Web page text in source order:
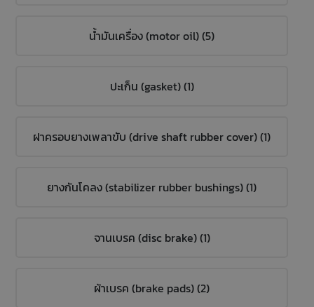
น้ำมันเครื่อง (motor oil) (5)
ปะเก็น (gasket) (1)
ฝาครอบยางเพลาขับ (drive shaft rubber cover) (1)
ยางกันโคลง (stabilizer rubber bushings) (1)
จานเบรค (disc brake) (1)
ผ้าเบรค (brake pads) (2)